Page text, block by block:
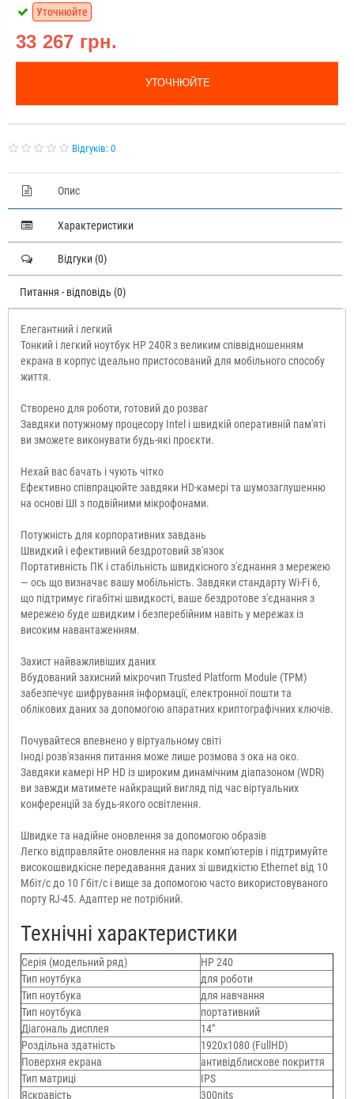
33 267 грн.
Уточнюйте
УТОЧНЮЙТЕ
Відгуків: 0
Опис
Характеристики
Відгуки (0)
Питання - відповідь (0)
Елегантний і легкий
Тонкий і легкий ноутбук HP 240R з великим співвідношенням
екрана в корпус ідеально пристосований для мобільного способу
життя.
Створено для роботи, готовий до розваг
Завдяки потужному процесору Intel і швидкій оперативній пам'яті
ви зможете виконувати будь-які проєкти.
Нехай вас бачать і чують чітко
Ефективно співпрацюйте завдяки HD-камері та шумозаглушенню
на основі ШІ з подвійними мікрофонами.
Потужність для корпоративних завдань
Швидкий і ефективний бездротовий зв'язок
Портативність ПК і стабільність швидкісного з'єднання з мережею
— ось що визначає вашу мобільність. Завдяки стандарту Wi-Fi 6,
що підтримує гігабітні швидкості, ваше бездротове з'єднання з
мережею буде швидким і безперебійним навіть у мережах із
високим навантаженням.
Захист найважливіших даних
Вбудований захисний мікрочип Trusted Platform Module (TPM)
забезпечує шифрування інформації, електронної пошти та
облікових даних за допомогою апаратних криптографічних ключів.
Почувайтеся впевнено у віртуальному світі
Іноді розв'язання питання може лише розмова з ока на око.
Завдяки камері HP HD із широким динамічним діапазоном (WDR)
ви завжди матимете найкращий вигляд під час віртуальних
конференцій за будь-якого освітлення.
Швидке та надійне оновлення за допомогою образів
Легко відправляйте оновлення на парк комп'ютерів і підтримуйте
високошвидкісне передавання даних зі швидкістю Ethernet від 10
Мбіт/с до 10 Гбіт/с і вище за допомогою часто використовуваного
порту RJ-45. Адаптер не потрібний.
Технічні характеристики
Серія (модельний ряд)
HP 240
Тип ноутбука
для роботи
Тип ноутбука
для навчання
Тип ноутбука
портативний
Діагональ дисплея
14"
Роздільна здатність
1920х1080 (FullHD)
Поверхня екрана
антивідблискове покриття
Тип матриці
IPS
Яскравість
300nits